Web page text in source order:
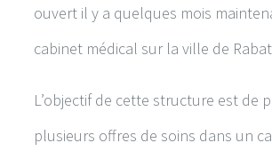
ouvert il y a quelques mois
cabinet médical sur la ville de
L’objectif de cette structure est de
plusieurs offres de soins dans un